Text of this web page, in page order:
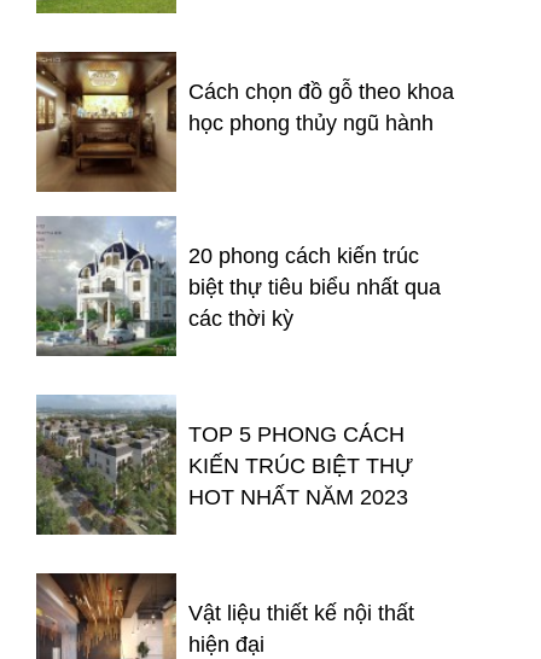
Cách chọn đồ gỗ theo khoa
học phong thủy ngũ hành
20 phong cách kiến trúc
biệt thự tiêu biểu nhất qua
các thời kỳ
TOP 5 PHONG CÁCH
KIẾN TRÚC BIỆT THỰ
HOT NHẤT NĂM 2023
Vật liệu thiết kế nội thất
hiện đại